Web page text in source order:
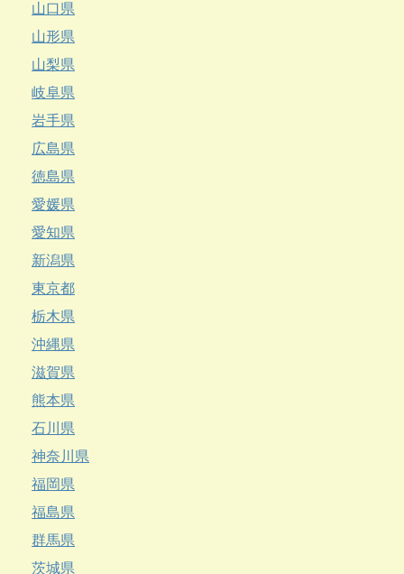
山口県
山形県
山梨県
岐阜県
岩手県
広島県
徳島県
愛媛県
愛知県
新潟県
東京都
栃木県
沖縄県
滋賀県
熊本県
石川県
神奈川県
福岡県
福島県
群馬県
茨城県